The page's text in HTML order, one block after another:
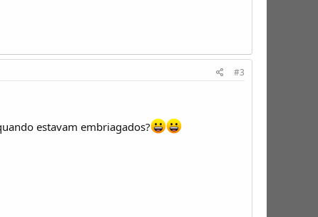
#3
estavam embriagados?